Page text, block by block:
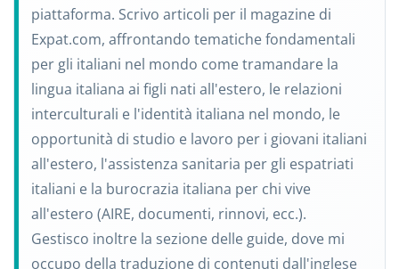
piattaforma. Scrivo articoli per il magazine di
Expat.com, affrontando tematiche fondamentali
per gli italiani nel mondo come tramandare la
lingua italiana ai figli nati all'estero, le relazioni
interculturali e l'identità italiana nel mondo, le
opportunità di studio e lavoro per i giovani italiani
all'estero, l'assistenza sanitaria per gli espatriati
italiani e la burocrazia italiana per chi vive
all'estero (AIRE, documenti, rinnovi, ecc.).
Gestisco inoltre la sezione delle guide, dove mi
occupo della traduzione di contenuti dall'inglese